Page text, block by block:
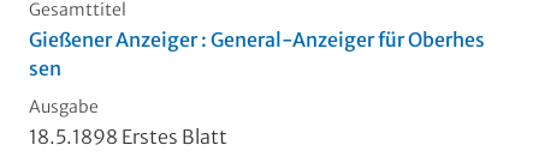
Gesamttitel
Gießener Anzeiger : General-Anzeiger für Oberhes
sen
Ausgabe
18.5.1898 Erstes Blatt